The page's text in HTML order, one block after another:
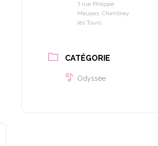
7 rue Philippe
Maupas, Chambray
lès Tours
CATÉGORIE
Odyssée